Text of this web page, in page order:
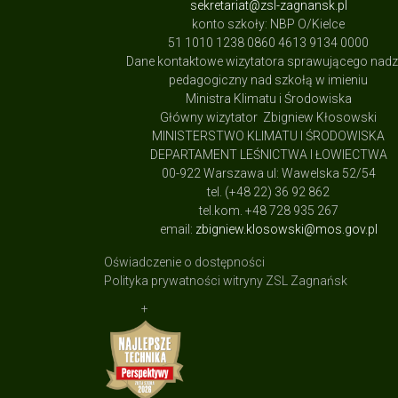
sekretariat@zsl-zagnansk.pl
konto szkoły: NBP O/Kielce
51 1010 1238 0860 4613 9134 0000
Dane kontaktowe wizytatora sprawującego
pedagogiczny nad szkołą w imieniu
Ministra Klimatu i Środowiska
Główny wizytator Zbigniew Kłosowski
MINISTERSTWO KLIMATU I ŚRODOWISKA
DEPARTAMENT LEŚNICTWA I ŁOWIECTWA
00-922 Warszawa ul: Wawelska 52/54
tel. (+48 22) 36 92 862
tel.kom. +48 728 935 267
email: zbigniew.klosowski@mos.gov.pl
Oświadczenie o dostępności
Polityka prywatności witryny ZSL Zagnańsk
+